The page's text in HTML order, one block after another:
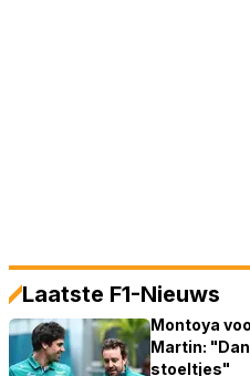
Laatste F1-Nieuws
Montoya
Martin:
stoeltjes"